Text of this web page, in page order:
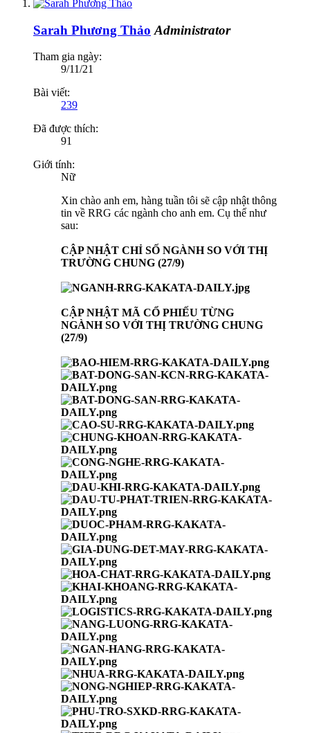
Sarah Phương Thảo Administrator
Tham gia ngày:
9/11/21
Bài viết:
239
Đã được thích:
91
Giới tính:
Nữ
Xin chào anh em, hàng tuần tôi sẽ cập nhật thông
tin về RRG các ngành cho anh em. Cụ thể như
sau:
CẬP NHẬT CHỈ SỐ NGÀNH SO VỚI THỊ
TRƯỜNG CHUNG (27/9)
CẬP NHẬT MÃ CỔ PHIẾU TỪNG
NGÀNH SO VỚI THỊ TRƯỜNG CHUNG
(27/9)